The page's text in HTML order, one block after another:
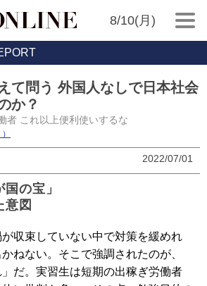
8/10(月)
て問う 外国人なしで日本社会
か？
者 これ以上便利使いするな
2022/07/01
の宝」
意図
収束していない中で対策を緩めれ
ねない。そこで強調されたのが、
」だ。実習生は短期の出稼ぎ労働者